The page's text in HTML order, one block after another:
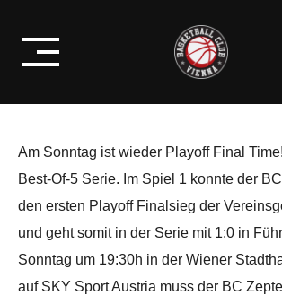
content
OBERWART GUNNERS –
PLAYOFF FINALSPIEL 2
Am Sonntag ist wieder Playoff Final
Best-Of-5 Serie. Im Spiel 1 konnte der
den ersten Playoff Finalsieg der
und geht somit in der Serie mit 1:0 in
Sonntag um 19:30h in der Wiener
auf SKY Sport Austria muss der BC